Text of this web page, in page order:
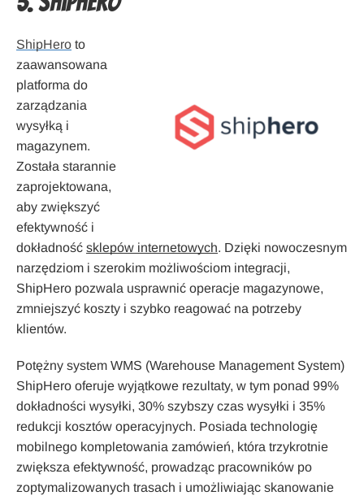
ShipHero to
zaawansowana
platforma do
zarządzania
wysyłką i
magazynem.
Została starannie
zaprojektowana,
aby zwiększyć
efektywność i
dokładność sklepów internetowych. Dzięki nowoczesnym
narzędziom i szerokim możliwościom integracji,
ShipHero pozwala usprawnić operacje magazynowe,
zmniejszyć koszty i szybko reagować na potrzeby
klientów.
Potężny system WMS (Warehouse Management System)
ShipHero oferuje wyjątkowe rezultaty, w tym ponad 99%
dokładności wysyłki, 30% szybszy czas wysyłki i 35%
redukcji kosztów operacyjnych. Posiada technologię
mobilnego kompletowania zamówień, która trzykrotnie
zwiększa efektywność, prowadząc pracowników po
zoptymalizowanych trasach i umożliwiając skanowanie